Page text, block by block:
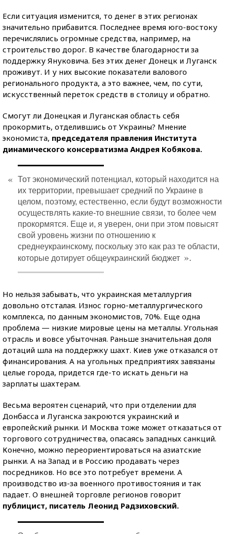
Если ситуация изменится, то денег в этих регионах
значительно прибавится. Последнее время юго-востоку
перечислялись огромные средства, например, на
строительство дорог. В качестве благодарности за
поддержку Януковича. Без этих денег Донецк и Луганск
проживут. И у них высокие показатели валового
регионального продукта, а это важнее, чем, по сути,
искусственный переток средств в столицу и обратно.
Смогут ли Донецкая и Луганская область себя
прокормить, отделившись от Украины? Мнение
экономиста, председателя правления Института
динамического консерватизма Андрея Кобякова.
« Тот экономический потенциал, который находится на
их территории, превышает средний по Украине в
целом, поэтому, естественно, если будут возможности
осуществлять какие-то внешние связи, то более чем
прокормятся. Еще и, я уверен, они при этом повысят
свой уровень жизни по отношению к
среднеукраинскому, поскольку это как раз те области,
которые дотирует общеукраинский бюджет ».
Но нельзя забывать, что украинская металлургия
довольно отсталая. Износ горно-металлургического
комплекса, по данным экономистов, 70%. Еще одна
проблема — низкие мировые цены на металлы. Угольная
отрасль и вовсе убыточная. Раньше значительная доля
дотаций шла на поддержку шахт. Киев уже отказался от
финансирования. А на угольных предприятиях завязаны
целые города, придется где-то искать деньги на
зарплаты шахтерам.
Весьма вероятен сценарий, что при отделении для
Донбасса и Луганска закроются украинский и
европейский рынки. И Москва тоже может отказаться от
торгового сотрудничества, опасаясь западных санкций.
Конечно, можно переориентироваться на азиатские
рынки. А на Запад и в Россию продавать через
посредников. Но все это потребует времени. А
производство из-за военного противостояния и так
падает. О внешней торговле регионов говорит
публицист, писатель Леонид Радзиховский.